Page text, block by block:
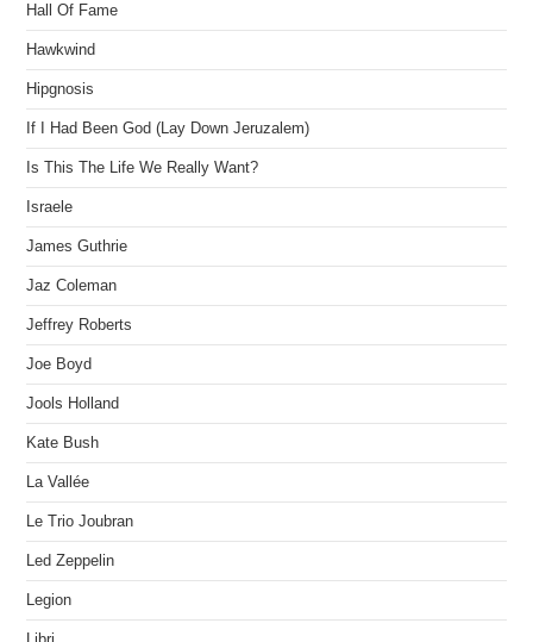
Hall Of Fame
Hawkwind
Hipgnosis
If I Had Been God (Lay Down Jeruzalem)
Is This The Life We Really Want?
Israele
James Guthrie
Jaz Coleman
Jeffrey Roberts
Joe Boyd
Jools Holland
Kate Bush
La Vallée
Le Trio Joubran
Led Zeppelin
Legion